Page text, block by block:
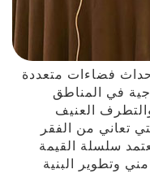
فضاءات متعددة
في المناطق
العنيف
تعاني من الفقر
سلسلة القيمة
وتطوير البنية